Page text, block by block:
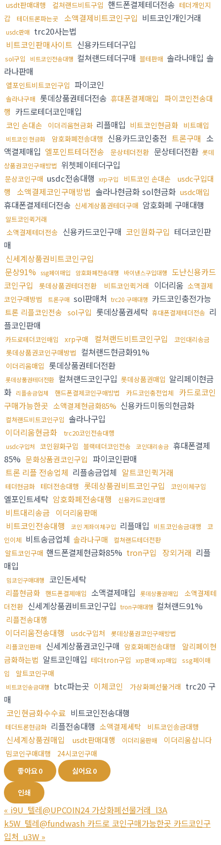
usdt판매대행 컬쳐랜드비트구입 핸드폰결제테더전송 테더개인지
갑
테더트론파는곳 소액결제비트코인구입 비트코인개인거래
usdc판매 trc20사는법
비트코인판매사이트 신용카드테더구입
sol구입 비트코인전송대행 컬쳐랜드테더구매 블테판매 솔라나매입 솔
라나판매
엘포인트비트코인구입 파이코인
솔라나구매 롯데상품권테더전송 휴대폰결제매입
파이코인전송대
행 카드로테더코인매입
코인 손대손 이더리움현금화 리플매입 비트코인현금화 비트매입
비트코인 현금화 암호화폐전송대행 신용카드코인충전 트론구매 소
액결제매입 엘포인트테더전송 문상테더전환 문상테더전환 롯데
상품권코인구매방법 위쳇페이테더구입
문상코인구매 usdc전송대행 xrp구입 비트코인 손대손
usdc구입대
행
소액결제코인구매방법 솔라나현금화 sol현금화 usdc매입
휴대폰결제테더전송 신세계상품권테더구매 암호화폐 구매대행
알트코인퀵거래
소액결제테더전송 신용카드코인구매 코인원화구입 테더코인판
매
신세계상품권비트코인구입
문상91% ssg페이매입 암호화폐전송대행 바이낸스구입대행
도난신용카드
코인구입
롯데상품권테더전환 비트코인퀵거래 이더리움 소액결제
코인구매방법
트론구매 sol판매처 trc20 구매대행 카드코인충전가능
트론 리플코인전송 sol구입 롯데상품권세탁 휴대폰결제테더전송 리
플코인판매
카드로테더코인매입 xrp구매 컬쳐랜드비트코인구입 코인대리송금
롯데상품권코인구매방법 컬쳐랜드현금화91%
이더리움매입 롯데상품권테더전환
롯데상품권테더전환 컬쳐랜드코인구입 롯데상품권매입 알리페이현금
화 리플송금업체 핸드폰결제코인구매방법 카드코인충전업체
카드로코인
구매가능한곳 소액결제현금화85% 신용카드미동의현금화
컬쳐랜드비트코인구입 솔라나구입
이더리움현금화
trc20코인전송대행
usdc구입처 코인원화구입 블랙테더코인전송 코인대리송금 휴대폰결제
85% 문화상품권코인구입
파이코인판매
트론 리플 전송업체 리플송금업체 알트코인퀵거래
테더현금화 테더전송대행 롯데상품권비트코인구입 코인이체구입
엘포인트세탁 암호화폐전송대행 신용카드코인대행
비트대리송금 이더리움판매
비트코인전송대행 코인 계좌이체구입 리플매입 비트코인송금대행
코
인이체 비트송금업체 솔라나구매 컬쳐랜드테더전환
알트코인구매 핸드폰결제현금화85% tron구입 장외거래 리플
매입
밈코인구매대행 코인돈세탁
리플현금화 핸드폰결제매입 소액결제매입 롯데상품권매입
소액결제테
더전환 신세계상품권비트코인구입 tron구매대행 컬쳐랜드91%
리플전송대행
이더리움전송대행 usdc구입처
롯데상품권코인구매방법
리플코인판매 신세계상품권코인구매 암호화폐전송대행
알리페이현
금화하는법 알트코인매입 테더tron구입 xrp판매 xrp매입
ssg페이매
입
알트코인구매
비트코인송금대행 btc파는곳 이체코인 가상화폐선물거래 trc20 구
매
코인현금화수수료 비트코인전송대행
테더트론현금화 리플전송대행 소액결제세탁 비트코인송금대행
신세계상품권매입 usdt판매대행 이더리움판매 이더리움삽니다
밈코인구매대행 24시코인구매
좋아요0 싫어요0
인쇄
« i9U_텔레@UPCOIN24 가상화폐선물거래_l3A
k5W_텔레@fundwash 카드로 코인구매가능한곳 카드코인구
입처_u3W »